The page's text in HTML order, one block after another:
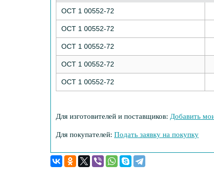
ОСТ 1 00552-72
ОСТ 1 00552-72
ОСТ 1 00552-72
ОСТ 1 00552-72
ОСТ 1 00552-72
Для изготовителей и поставщиков: Добавить
Для покупателей: Подать заявку на покупку